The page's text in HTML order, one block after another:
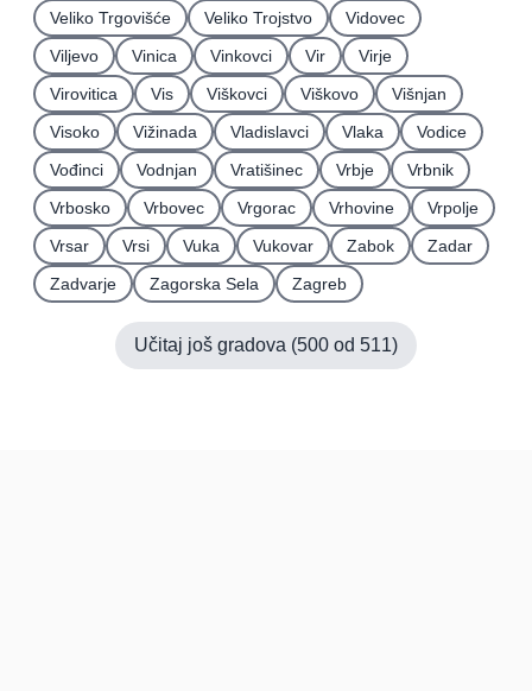
Veliko Trgovišće
Veliko Trojstvo
Vidovec
Viljevo
Vinica Vinkovci Vir
Virje
Virovitica
Vis Viškovci Viškovo
Višnjan
Visoko
Vižinada Vladislavci Vlaka
Vodice
Vođinci
Vodnjan Vratišinec Vrbje
Vrbnik
Vrbosko
Vrbovec Vrgorac Vrhovine
Vrpolje
Vrsar
Vrsi Vuka Vukovar Zabok
Zadar
Zadvarje
Zagorska Sela Zagreb
Učitaj još gradova (500 od 511)